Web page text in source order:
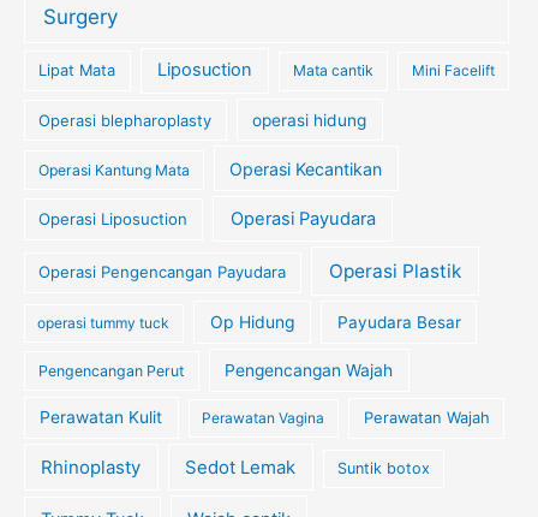
Surgery
Lipat Mata Liposuction Mata cantik Mini Facelift
Operasi blepharoplasty operasi hidung
Operasi Kantung Mata Operasi Kecantikan
Operasi Liposuction Operasi Payudara
Operasi Pengencangan Payudara Operasi Plastik
operasi tummy tuck Op Hidung Payudara Besar
Pengencangan Perut Pengencangan Wajah
Perawatan Kulit Perawatan Vagina Perawatan Wajah
Rhinoplasty Sedot Lemak Suntik botox